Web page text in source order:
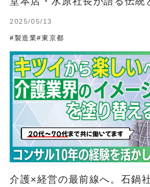
2025/05/13
#製造業#東京都
介護×経営の最前線へ。石鍋